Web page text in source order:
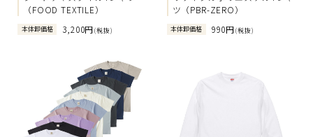
（FOOD TEXTILE）
本体卸価格 3,200円(税抜)
ツ（PBR-ZERO）
本体卸価格 990円(税抜)